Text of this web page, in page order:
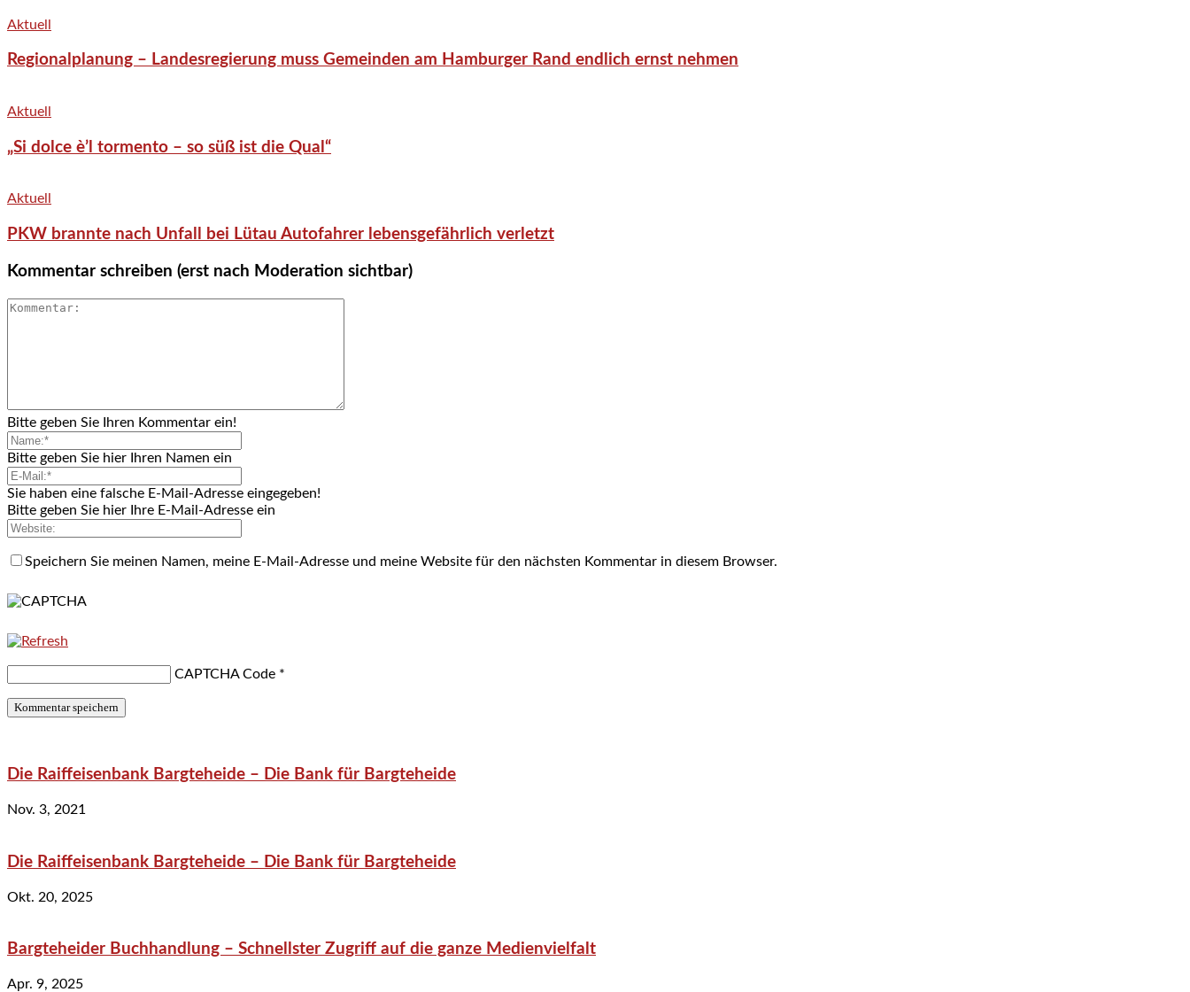
Aktuell
Regionalplanung – Landesregierung muss Gemeinden am Hamburger Rand endlich ernst nehmen
Aktuell
„Si dolce è’l tormento – so süß ist die Qual“
Aktuell
PKW brannte nach Unfall bei Lütau Autofahrer lebensgefährlich verletzt
Kommentar schreiben (erst nach Moderation sichtbar)
Bitte geben Sie Ihren Kommentar ein!
Bitte geben Sie hier Ihren Namen ein
Sie haben eine falsche E-Mail-Adresse eingegeben!
Bitte geben Sie hier Ihre E-Mail-Adresse ein
Speichern Sie meinen Namen, meine E-Mail-Adresse und meine Website für den nächsten Kommentar in diesem Browser.
CAPTCHA Code *
Die Raiffeisenbank Bargteheide – Die Bank für Bargteheide
Nov. 3, 2021
Die Raiffeisenbank Bargteheide – Die Bank für Bargteheide
Okt. 20, 2025
Bargteheider Buchhandlung – Schnellster Zugriff auf die ganze Medienvielfalt
Apr. 9, 2025